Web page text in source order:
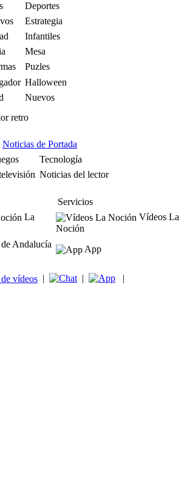
Deportes
Estrategia
Infantiles
Mesa
Puzles
Halloween
Nuevos
retro
Noticias de Portada
Tecnología
Noticias del lector
Servicios
La
Vídeos La
Noción
App
| | |